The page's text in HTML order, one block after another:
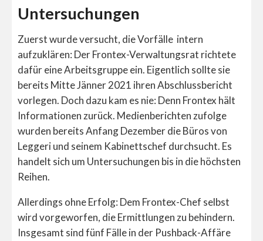
Untersuchungen
Zuerst wurde versucht, die Vorfälle intern
aufzuklären: Der Frontex-Verwaltungsrat richtete
dafür eine Arbeitsgruppe ein. Eigentlich sollte sie
bereits Mitte Jänner 2021 ihren Abschlussbericht
vorlegen. Doch dazu kam es nie: Denn Frontex hält
Informationen zurück. Medienberichten zufolge
wurden bereits Anfang Dezember die Büros von
Leggeri und seinem Kabinettschef durchsucht. Es
handelt sich um Untersuchungen bis in die höchsten
Reihen.
Allerdings ohne Erfolg: Dem Frontex-Chef selbst
wird vorgeworfen, die Ermittlungen zu behindern.
Insgesamt sind fünf Fälle in der Pushback-Affäre